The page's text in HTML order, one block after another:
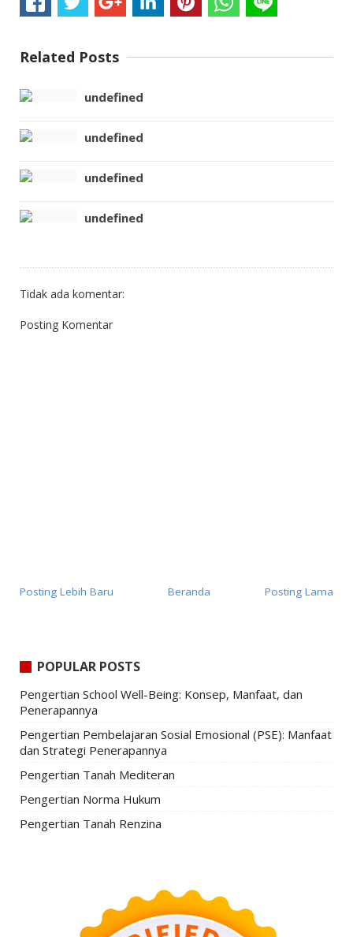
Related Posts
undefined
undefined
undefined
undefined
Tidak ada komentar:
Posting Komentar
Posting Lebih Baru Posting Lama
Beranda
POPULAR POSTS
Pengertian School Well-Being: Konsep, Manfaat, dan
Penerapannya
Pengertian Pembelajaran Sosial Emosional (PSE): Manfaat
dan Strategi Penerapannya
Pengertian Tanah Mediteran
Pengertian Norma Hukum
Pengertian Tanah Renzina